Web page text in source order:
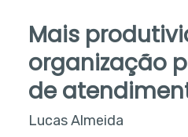
Mais
organização
de
Lucas Almeida